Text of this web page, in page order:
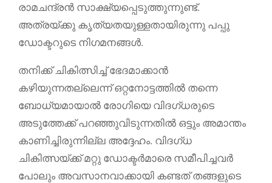
രാമചന്ദ്രൻ സാക്ഷ്യപ്പെടുത്തുന്നുണ്ട്.
അത്രയ്ക്കു കൃത്യതയുള്ളതായിരുന്നു പപ്പു
ഡോക്ടറുടെ നിഗമനങ്ങൾ.
തനിക്ക് ചികിത്സിച്ച് ഭേദമാക്കാൻ
കഴിയുന്നതല്ലെന്ന് ഒറ്റനോട്ടത്തിൽ തന്നെ
ബോധ്യമായാൽ രോഗിയെ വിദഗ്‌ധരുടെ
അടുത്തേക്ക് പറഞ്ഞുവിടുന്നതിൽ ഒട്ടും അമാന്തം
കാണിച്ചിരുന്നില്ല അദ്ദേഹം. വിദഗ്ധ
ചികിത്സയ്ക്ക് മറ്റു ഡോക്ടർമാരെ സമീപിച്ചവർ
പോലും അവസാനവാക്കായി കണ്ടത് തങ്ങളുടെ